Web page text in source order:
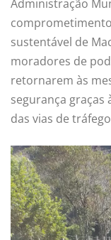
Administração
sustentável de
moradores de
retornarem às
segurança
das vias de